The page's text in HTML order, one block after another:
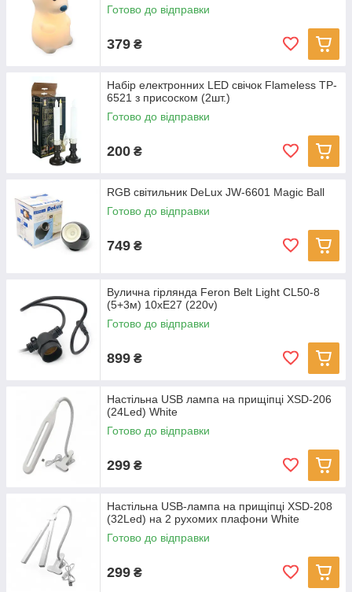
Готово до відправки
379 ₴
Набір електронних LED cвічок Flameless TP-
6521 з присоском (2шт.)
Готово до відправки
200 ₴
RGB світильник DeLux JW-6601 Magic Ball
Готово до відправки
749 ₴
Вулична гірлянда Feron Belt Light CL50-8
(5+3м) 10хE27 (220v)
Готово до відправки
899 ₴
Настільна USB лампа на прищіпці XSD-206
(24Led) White
Готово до відправки
299 ₴
Настільна USB-лампа на прищіпці XSD-208
(32Led) на 2 рухомих плафони White
Готово до відправки
299 ₴